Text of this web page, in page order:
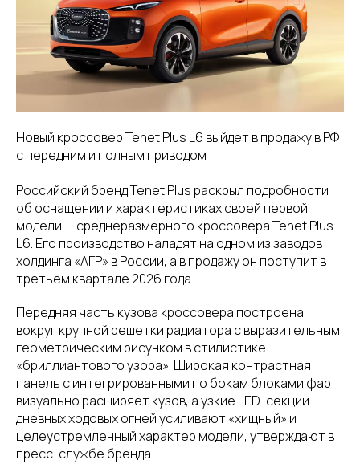
Новый кроссовер Tenet Plus L6 выйдет в продажу в РФ
с передним и полным приводом
Российский бренд Tenet Plus раскрыл подробности
об оснащении и характеристиках своей первой
модели — среднеразмерного кроссовера Tenet Plus
L6. Его производство наладят на одном из заводов
холдинга «АГР» в России, а в продажу он поступит в
третьем квартале 2026 года.
Передняя часть кузова кроссовера построена
вокруг крупной решетки радиатора с выразительным
геометрическим рисунком в стилистике
«бриллиантового узора». Широкая контрастная
панель с интегрированными по бокам блоками фар
визуально расширяет кузов, а узкие LED-секции
дневных ходовых огней усиливают «хищный» и
целеустремленный характер модели, утверждают в
пресс-службе бренда.